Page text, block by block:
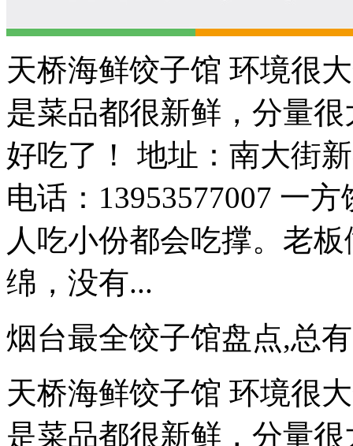
天桥海鲜饺子馆 环境很
是菜品都很新鲜，分量
好吃了！ 地址：南大街
电话：13953577007 一
人吃小份都会吃撑。老
绵，没有...
烟台最全饺子馆盘点,总
天桥海鲜饺子馆 环境很
是菜品都很新鲜，分量